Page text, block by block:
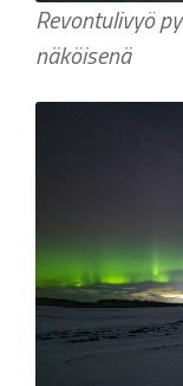
Revontulivyö
näköisenä